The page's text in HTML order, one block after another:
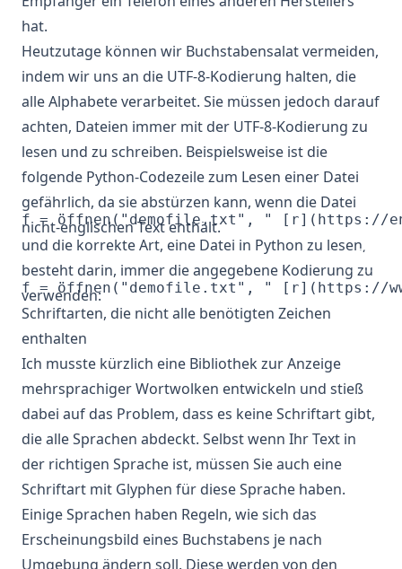
hat.
Heutzutage können wir Buchstabensalat vermeiden,
indem wir uns an die UTF-8-Kodierung halten, die
alle Alphabete verarbeitet. Sie müssen jedoch darauf
achten, Dateien immer mit der UTF-8-Kodierung zu
lesen und zu schreiben. Beispielsweise ist die
folgende Python-Codezeile zum Lesen einer Datei
gefährlich, da sie abstürzen kann, wenn die Datei
nicht-englischen Text enthält.
und die korrekte Art, eine Datei in Python zu lesen,
besteht darin, immer die angegebene Kodierung zu
verwenden:
Schriftarten, die nicht alle benötigten Zeichen
enthalten
Ich musste kürzlich eine Bibliothek zur Anzeige
mehrsprachiger Wortwolken entwickeln und stieß
dabei auf das Problem, dass es keine Schriftart gibt,
die alle Sprachen abdeckt. Selbst wenn Ihr Text in
der richtigen Sprache ist, müssen Sie auch eine
Schriftart mit Glyphen für diese Sprache haben.
Einige Sprachen haben Regeln, wie sich das
Erscheinungsbild eines Buchstabens je nach
Umgebung ändern soll. Diese werden von den